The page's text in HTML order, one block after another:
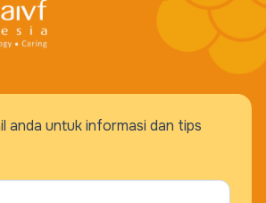
anda untuk informasi dan tips